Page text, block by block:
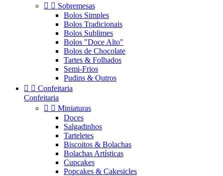
  Sobremesas
Bolos Simples
Bolos Tradicionais
Bolos Sublimes
Bolos "Doce Alto"
Bolos de Chocolate
Tartes & Folhados
Semi-Frios
Pudins & Outros
  Confeitaria
Confeitaria
  Miniaturas
Doces
Salgadinhos
Tarteletes
Biscoitos & Bolachas
Bolachas Artísticas
Cupcakes
Popcakes & Cakesicles